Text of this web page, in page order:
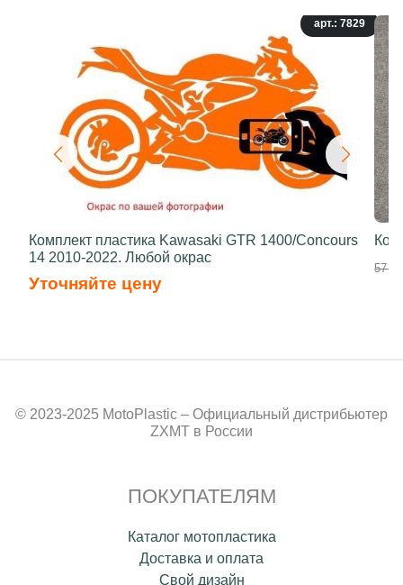
арт.: 7829
Комплект пластика Kawasaki GTR 1400/Concours
14 2010-2022. Любой окрас
Уточняйте цену
57
© 2023-2025 MotoPlastic – Официальный дистрибьютер
ZXMT в России
ПОКУПАТЕЛЯМ
Каталог мотопластика
Доставка и оплата
Свой дизайн